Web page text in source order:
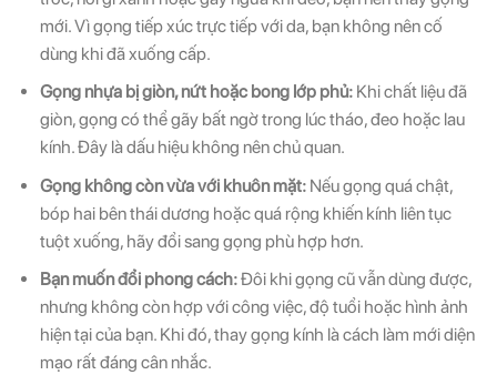
mới. Vì gọng tiếp xúc trực tiếp với da, bạn không nên cố
dùng khi đã xuống cấp.
Gọng nhựa bị giòn, nứt hoặc bong lớp phủ: Khi chất liệu đã
giòn, gọng có thể gãy bất ngờ trong lúc tháo, đeo hoặc lau
kính. Đây là dấu hiệu không nên chủ quan.
Gọng không còn vừa với khuôn mặt:Nếu gọng quá chật,
bóp hai bên thái dương hoặc quá rộng khiến kính liên tục
tuột xuống, hãy đổi sang gọng phù hợp hơn.
Bạn muốn đổi phong cách:Đôi khi gọng cũ vẫn dùng được,
nhưng không còn hợp với công việc, độ tuổi hoặc hình ảnh
hiện tại của bạn. Khi đó, thay gọng kính là cách làm mới diện
mạo rất đáng cân nhắc.